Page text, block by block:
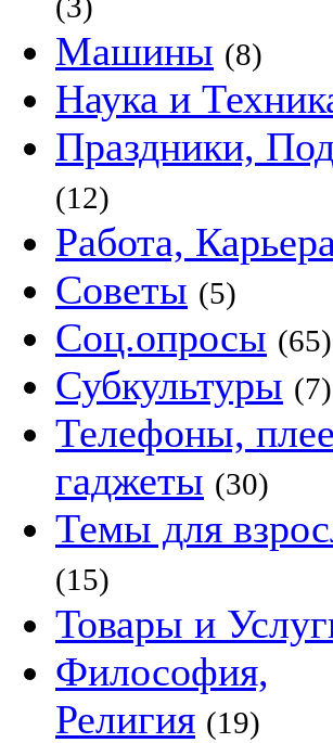
Машины (8)
Наука и
Праздники,
(12)
Работа, Карьера
Советы (5)
Соц.опросы (65)
Субкультуры (7)
Телефоны,
гаджеты (30)
Темы для
(15)
Товары и
Философия,
Религия (19)